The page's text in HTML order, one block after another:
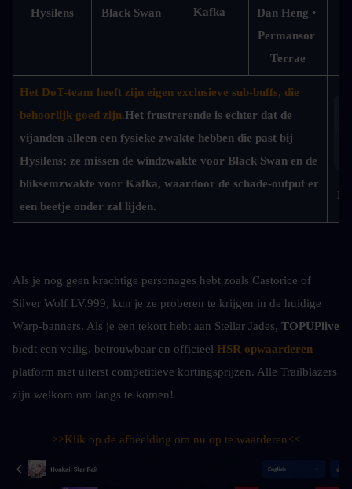
Hysilens Black Swan Kafka
Dan Heng •
Permansor
Terrae
Het DoT-team heeft zijn eigen exclusieve sub-buffs, die
behoorlijk goed zijn.Het frustrerende is echter dat de
vijanden alleen een fysieke zwakte hebben die past bij
Hysilens; ze missen de windzwakte voor Black Swan en de
bliksemzwakte voor Kafka, waardoor de schade-output er
een beetje onder zal lijden.
Als je nog geen krachtige personages hebt zoals Castorice of
Silver Wolf LV.999, kun je ze proberen te krijgen in de huidige
Warp-banners. Als je een tekort hebt aan Stellar Jades, TOPUPlive
biedt een veilig, betrouwbaar en officieel HSR opwaarderen
platform met uiterst competitieve kortingsprijzen. Alle Trailblazers
zijn welkom om langs te komen!
>>Klik op de afbeelding om nu op te waarderen<<